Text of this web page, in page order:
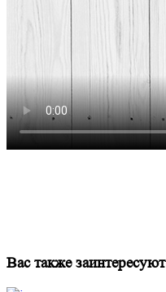
Вас также заинтересуют